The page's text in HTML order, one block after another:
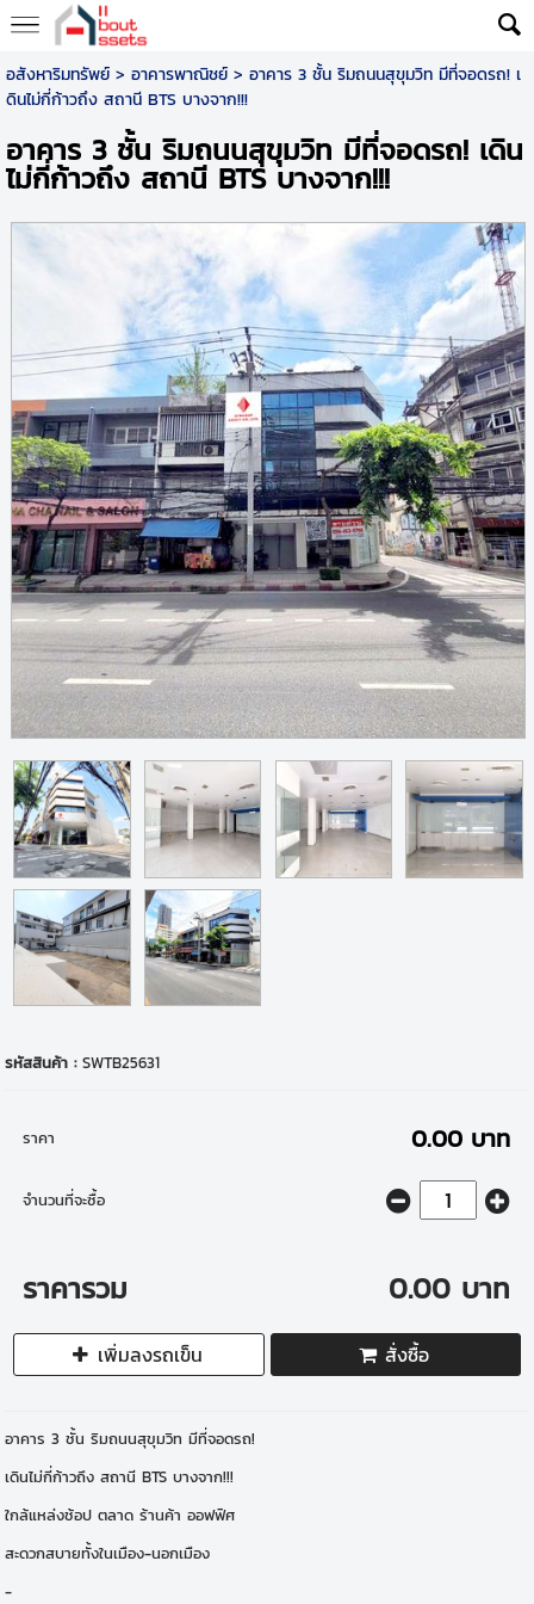
อสังหาริมทรัพย์> อาคารพาณิชย์> อาคาร 3 ชั้น ริมถนนสุขุมวิท มีที่จอดรถ! เ
ดินไม่กี่ก้าวถึง สถานี BTS บางจาก!!!
อาคาร 3 ชั้น ริมถนนสุขุมวิท มีที่จอดรถ! เดิน
ไม่กี่ก้าวถึง สถานี BTS บางจาก!!!
รหัสสินค้า :SWTB25631
ราคา 0.00 บาท
จำนวนที่จะซื้อ
ราคารวม 0.00 บาท
เพิ่มลงรถเข็น สั่งซื้อ
อาคาร 3 ชั้น ริมถนนสุขุมวิท มีที่จอดรถ!
เดินไม่กี่ก้าวถึง สถานี BTS บางจาก!!!
ใกล้แหล่งช้อป ตลาด ร้านค้า ออฟฟิศ
สะดวกสบายทั้งในเมือง-นอกเมือง
-